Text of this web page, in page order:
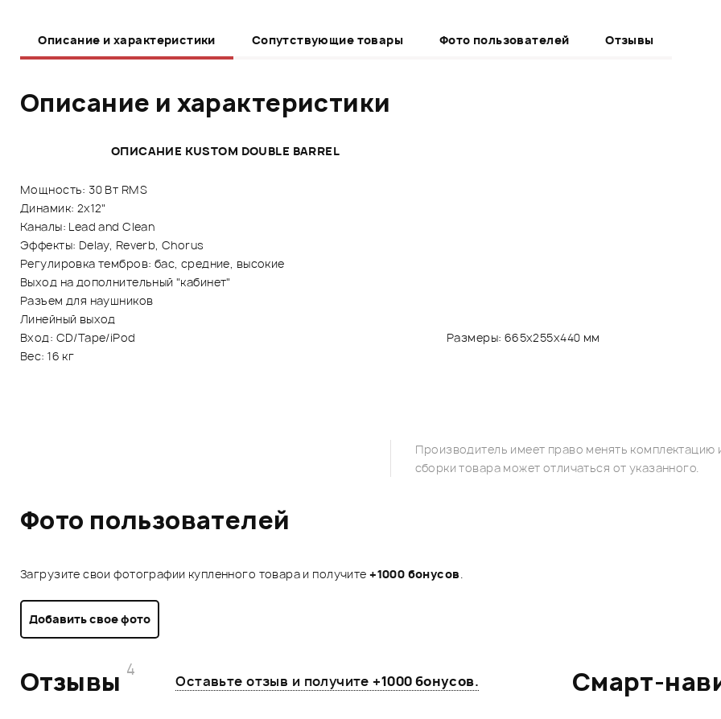
Описание и характеристики Сопутствующие товары Фото пользователей Отзывы
Описание и характеристики
ОПИСАНИЕ KUSTOM DOUBLE BARREL
Мощность: 30 Вт RMS
Динамик: 2x12"
Каналы: Lead and Clean
Эффекты: Delay, Reverb, Chorus
Регулировка тембров: бас, средние, высокие
Выход на дополнительный "кабинет"
Разъем для наушников
Линейный выход
Вход: СD/Tape/iPod Размеры: 665x255x440 мм
Вес: 16 кг
Производитель имеет право менять
сборки товара может отличаться от указанного.
Фото пользователей
Загрузите свои фотографии купленного товара и получите+1000 бонусов.
Добавить свое фото
Отзывы 4
Оставьте отзыв и получите +1000 бонусов. Смарт-